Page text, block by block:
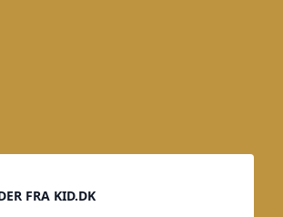
FRA KID.DK